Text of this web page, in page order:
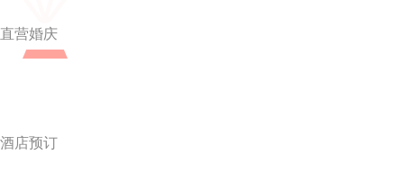
直营婚庆
酒店预订